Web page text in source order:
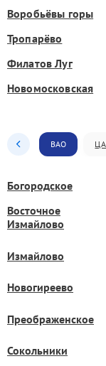
Воробьёвы горы
Тропарёво
Филатов Луг
Новомосковская
ВАО
Богородское
Восточное
Измайлово
Измайлово
Новогиреево
Преображенское
Сокольники